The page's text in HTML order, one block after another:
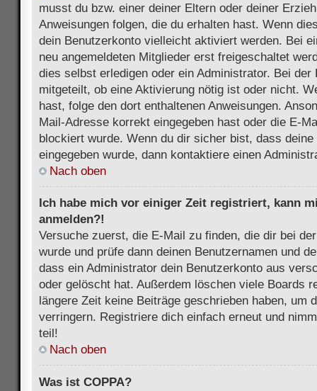
musst du bzw. einer deiner Eltern oder deiner
Anweisungen folgen, die du erhalten hast. Wenn
dein Benutzerkonto vielleicht aktiviert werden. Bei
neu angemeldeten Mitglieder erst freigeschaltet
dies selbst erledigen oder ein Administrator. Bei der
mitgeteilt, ob eine Aktivierung nötig ist oder nicht.
hast, folge den dort enthaltenen Anweisungen.
Mail-Adresse korrekt eingegeben hast oder die E-
blockiert wurde. Wenn du dir sicher bist, dass
eingegeben wurde, dann kontaktiere einen
Nach oben
Ich habe mich vor einiger Zeit registriert, kann
anmelden?!
Versuche zuerst, die E-Mail zu finden, die dir bei
wurde und prüfe dann deinen Benutzernamen und
dass ein Administrator dein Benutzerkonto aus
oder gelöscht hat. Außerdem löschen viele Boards
längere Zeit keine Beiträge geschrieben haben, um
verringern. Registriere dich einfach erneut und
teil!
Nach oben
Was ist COPPA?